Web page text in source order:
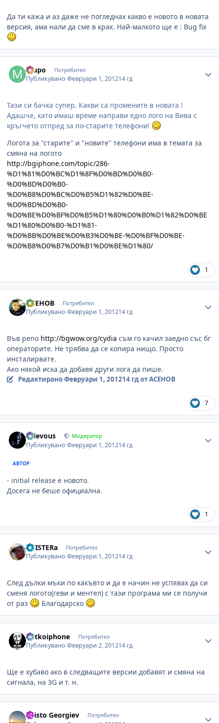
Да ти кажа и аз даже не погледнах какво е новото в новата
версия, ама нали да сме в крак. Най-малкото ще е : Bug fix
mupo Потребител
ПубликуваноФевруари 1, 201214 гд
Тази си бачка супер. Какви са промените в новата !
Адашче, като имаш време направи едно лого на Вива с
кръгчето отпред за по-старите телефони!
Логота за "старите" и "новите" телефони има в темата за
смяна на логото
http://bgiphone.com/topic/286-
%D1%81%D0%BC%D1%8F%D0%BD%D0%B0-
%D0%BD%D0%B0-
%D0%B8%D0%BC%D0%B5%D1%82%D0%BE-
%D0%BD%D0%B0-
%D0%BE%D0%BF%D0%B5%D1%80%D0%B0%D1%82%D0%BE
%D1%80%D0%B0-%D1%81-
%D0%BB%D0%BE%D0%B3%D0%BE-%D0%BF%D0%BE-
%D0%B8%D0%B7%D0%B1%D0%BE%D1%80/
1
ACEHOB Потребител
ПубликуваноФевруари 1, 201214 гд
Във репо http://bgwow.org/cydia съм го качил заедно със бг
операторите. Не трябва да се копира нищо. Просто
инсталирвате.
Ако някой иска да добавя други лога да пише.
РедактираноФевруари 1, 201214 гдот ACEHOB
7
Grievous Модератор
ПубликуваноФевруари 1, 201214 гд
АВТОР
- initial release е новото.
Досега не беше официална.
1
TUISTERa Потребител
ПубликуваноФевруари 1, 201214 гд
След дълки мъки по какъвто и да е начин не успявах да си
сменя логото(геви и ментел) с тази програма ми се получи
от раз
Благодарско
mitkoiphone Потребител
ПубликуваноФевруари 2, 201214 гд
Ще е хубаво ако в следващите версии добавят и смяна на
сигнала, на 3G и т. н.
Hristo Georgiev Потребител